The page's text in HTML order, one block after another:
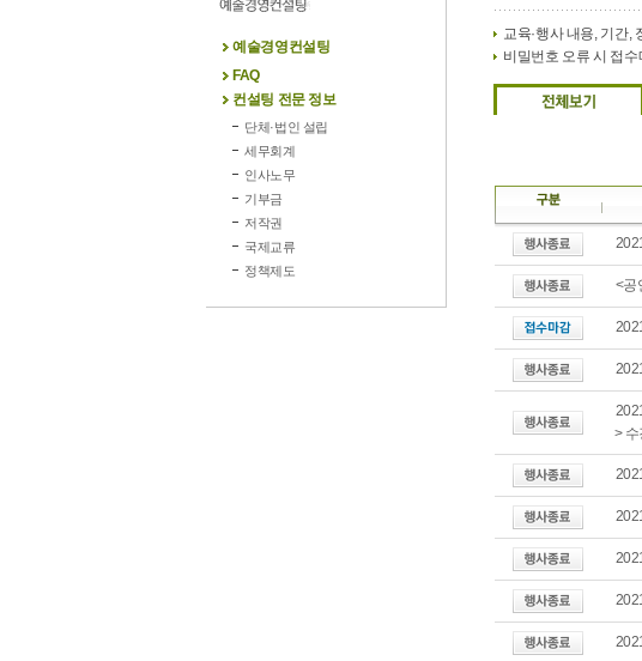
예술경영컨설팅
FAQ
컨설팅 전문 정보
단체·법인 설립
세무회계
인사노무
기부금
저작권
국제교류
정책제도
교육·행사 내용, 기간,
비밀번호 오류 시 접
<공
> 수